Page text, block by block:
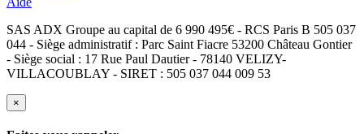
SAS ADX Groupe au capital de 6 990 495€ - RCS Paris B 505 037
044 - Siège administratif : Parc Saint Fiacre 53200 Château Gontier
- Siège social : 17 Rue Paul Dautier - 78140 VELIZY-
VILLACOUBLAY - SIRET : 505 037 044 009 53
×